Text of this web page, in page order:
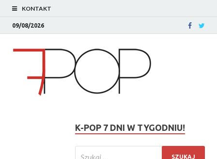
KONTAKT
09/08/2026
K-POP 7 DNI W TYGODNIU!